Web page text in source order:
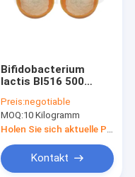
Bifidobacterium
lactis BI516 500
Probiotika-Pulver
Öllöslich Vegan
Preis:negotiable
MOQ:10 Kilogramm
Kontakt